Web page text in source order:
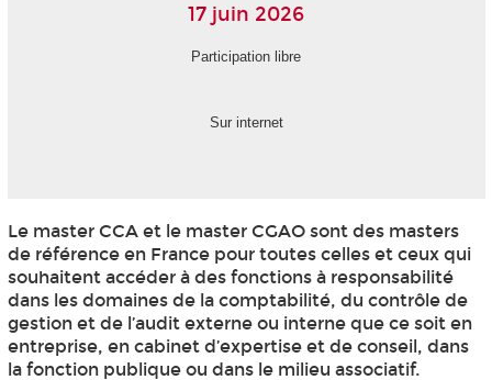
17 juin 2026
Participation libre
Sur internet
Le master CCA et le master CGAO sont des masters
de référence en France pour toutes celles et ceux qui
souhaitent accéder à des fonctions à responsabilité
dans les domaines de la comptabilité, du contrôle de
gestion et de l’audit externe ou interne que ce soit en
entreprise, en cabinet d’expertise et de conseil, dans
la fonction publique ou dans le milieu associatif.